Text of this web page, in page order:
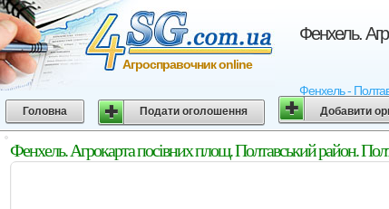
Фенхель.
Фенхель -
Агросправочник online
Головна Подати оголошення Добавити
Фенхель. Агрокарта посівних площ. Полтавський район.